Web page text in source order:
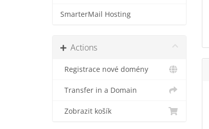
SmarterMail Hosting
Actions
Registrace nové domény
Transfer in a Domain
Zobrazit košík